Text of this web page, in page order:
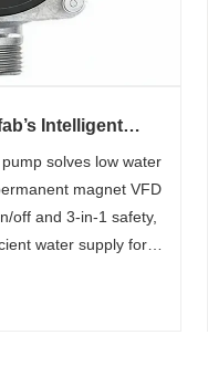
Intelligent
solves low water
magnet VFD
off and 3-in-1 safety,
water supply for